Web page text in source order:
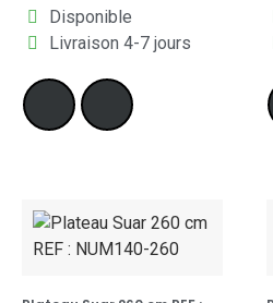
Disponible
Livraison 4-7 jours